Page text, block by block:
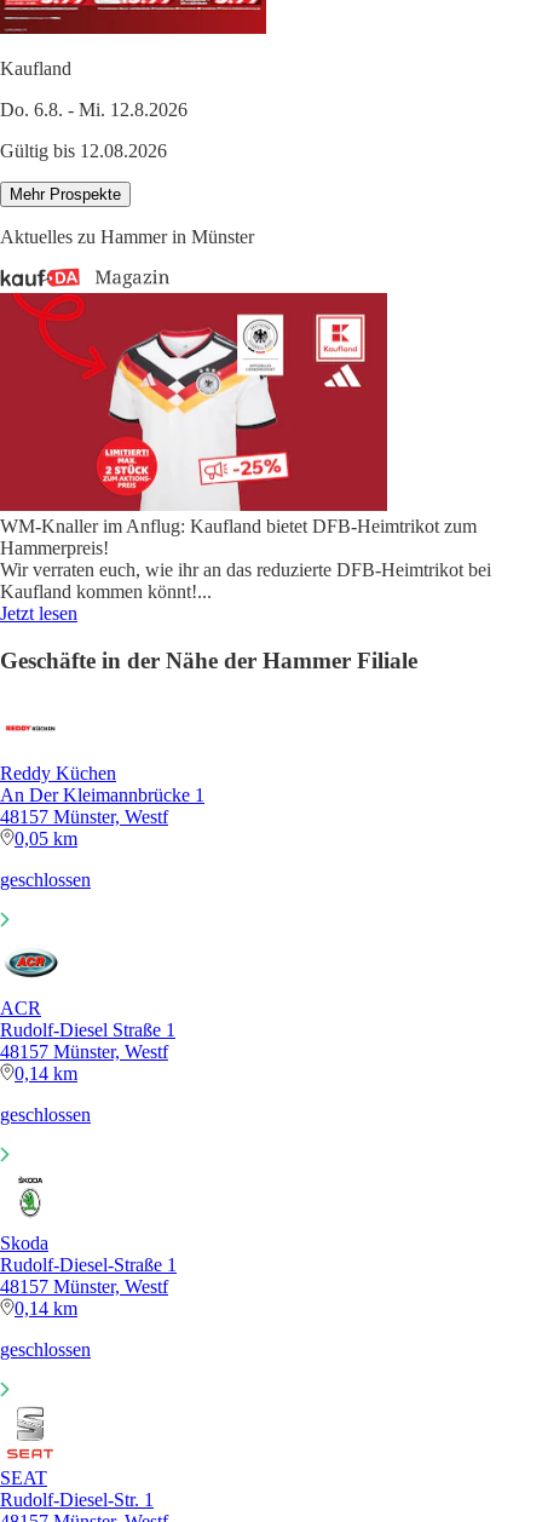
Kaufland
Do. 6.8. - Mi. 12.8.2026
Gültig bis 12.08.2026
Mehr Prospekte
Aktuelles zu Hammer in Münster
WM-Knaller im Anflug: Kaufland bietet DFB-Heimtrikot zum
Hammerpreis!
Wir verraten euch, wie ihr an das reduzierte DFB-Heimtrikot bei
Kaufland kommen könnt!...
Jetzt lesen
Geschäfte in der Nähe der Hammer Filiale
Reddy Küchen
An Der Kleimannbrücke 1
48157 Münster, Westf
0,05 km
geschlossen
ACR
Rudolf-Diesel Straße 1
48157 Münster, Westf
0,14 km
geschlossen
Skoda
Rudolf-Diesel-Straße 1
48157 Münster, Westf
0,14 km
geschlossen
SEAT
Rudolf-Diesel-Str. 1